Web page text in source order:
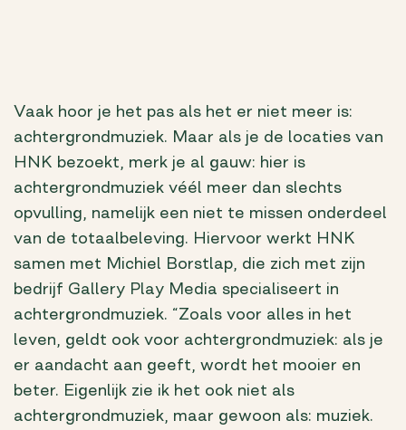
Vaak hoor je het pas als het er niet meer is:
achtergrondmuziek. Maar als je de locaties van
HNK bezoekt, merk je al gauw: hier is
achtergrondmuziek véél meer dan slechts
opvulling, namelijk een niet te missen onderdeel
van de totaalbeleving. Hiervoor werkt HNK
samen met Michiel Borstlap, die zich met zijn
bedrijf Gallery Play Media specialiseert in
achtergrondmuziek. “Zoals voor alles in het
leven, geldt ook voor achtergrondmuziek: als je
er aandacht aan geeft, wordt het mooier en
beter. Eigenlijk zie ik het ook niet als
achtergrondmuziek, maar gewoon als: muziek.